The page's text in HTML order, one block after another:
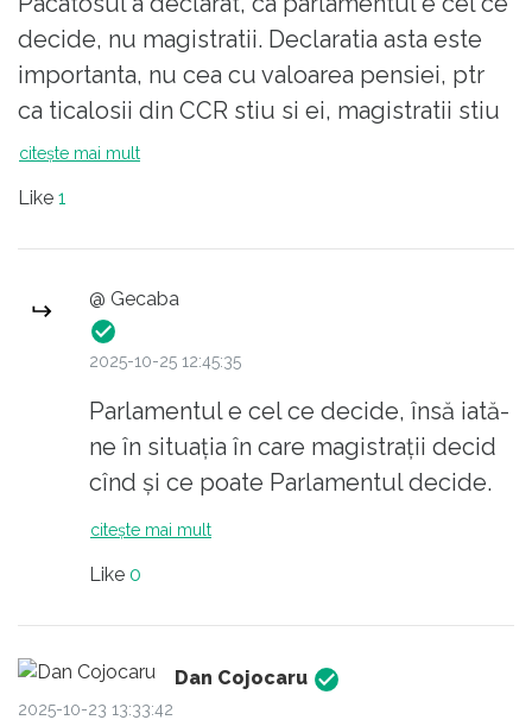
decide, nu magistratii. Declaratia asta este
importanta, nu cea cu valoarea pensiei, ptr
ca ticalosii din CCR stiu si ei, magistratii stiu
si ei, dar sunt mana in mana cu o parte a
citește mai mult
Like 1
@ Gecaba
2025-10-25 12:45:35
Parlamentul e cel ce decide, însă iată-
ne în situația în care magistrații decid
cînd și ce poate Parlamentul decide.
citește mai mult
Like 0
Dan Cojocaru
2025-10-23 13:33:42